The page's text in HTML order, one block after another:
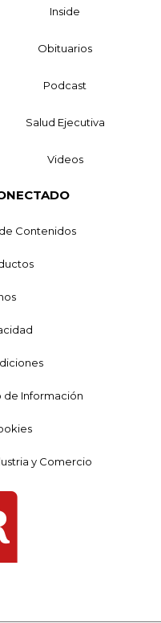
Inside
Obituarios
Podcast
Salud Ejecutiva
Videos
Contenidos
de Información
y Comercio